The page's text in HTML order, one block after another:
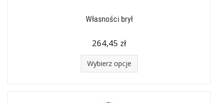
Własności brył
264,45 zł
Wybierz opcje